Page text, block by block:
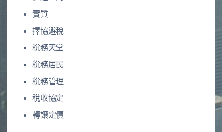
實質
擇協避稅
稅務天堂
稅務居民
稅務管理
稅收協定
轉讓定價